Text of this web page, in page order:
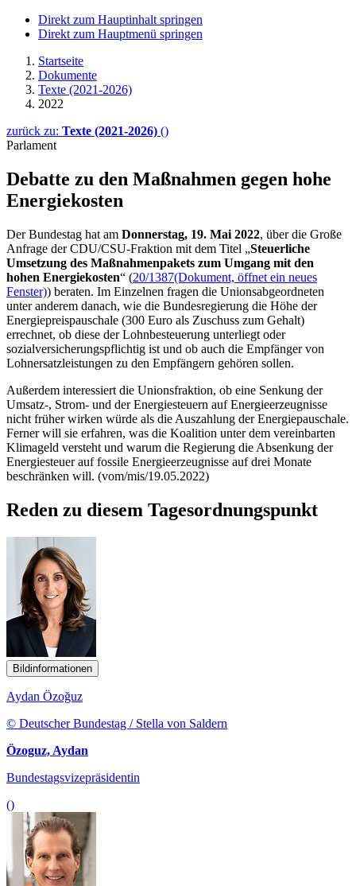
Direkt zum Hauptinhalt springen
Direkt zum Hauptmenü springen
Startseite
Dokumente
Texte (2021-2026)
2022
zurück zu: Texte (2021-2026) ()
Parlament
Debatte zu den Maß­nahmen gegen hohe
Energie­kosten
Der Bundestag hat am Donnerstag, 19. Mai 2022, über die Große
Anfrage der CDU/CSU-Fraktion mit dem Titel „Steuerliche
Umsetzung des Maßnahmenpakets zum Umgang mit den
hohen Energiekosten“ (20/1387(Dokument, öffnet ein neues
Fenster)) beraten. Im Einzelnen fragen die Unionsabgeordneten
unter anderem danach, wie die Bundesregierung die Höhe der
Energiepreispauschale (300 Euro als Zuschuss zum Gehalt)
errechnet, ob diese der Lohnbesteuerung unterliegt oder
sozialversicherungspflichtig ist und ob auch die Empfänger von
Lohnersatzleistungen zu den Empfängern gehören sollen.
Außerdem interessiert die Unionsfraktion, ob eine Senkung der
Umsatz-, Strom- und der Energiesteuern auf Energieerzeugnisse
nicht früher wirken würde als die Auszahlung der Energiepauschale.
Ferner will sie erfahren, was die Koalition unter dem vereinbarten
Klimageld versteht und warum die Regierung die Absenkung der
Energiesteuer auf fossile Energieerzeugnisse auf drei Monate
beschränken will. (vom/mis/19.05.2022)
Reden zu diesem Tagesordnungspunkt
Bildinformationen
Aydan Özoğuz
© Deutscher Bundestag / Stella von Saldern
Özoguz, Aydan
Bundestagsvizepräsidentin
()